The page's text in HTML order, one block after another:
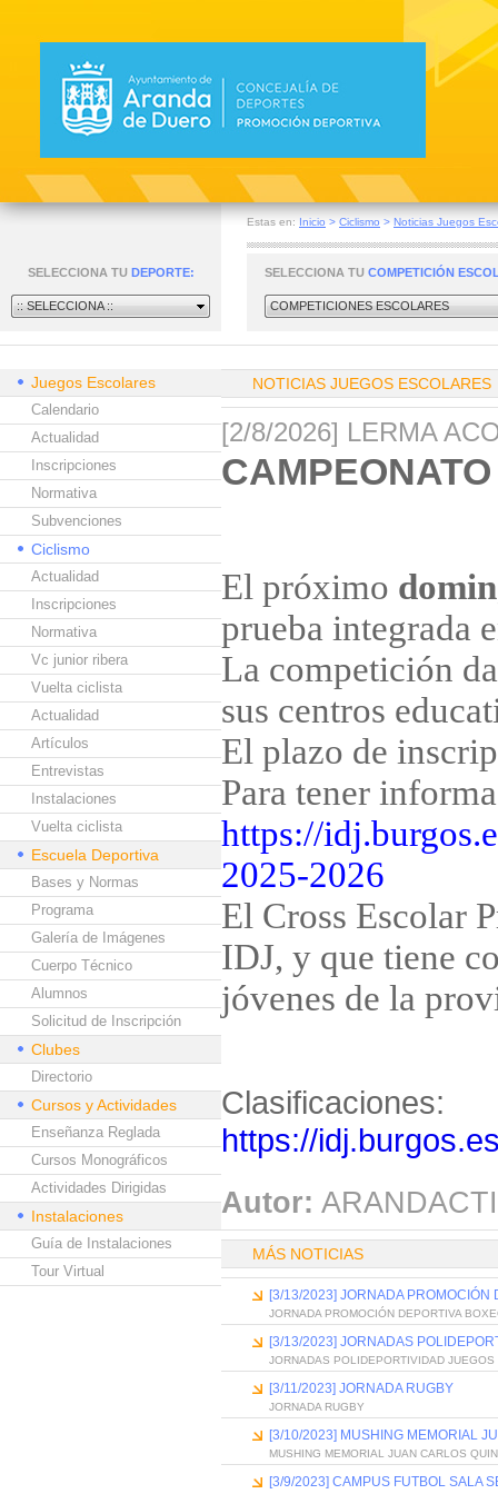
Estas en: Inicio > Ciclismo > Noticias Juegos
SELECCIONA TU DEPORTE:
:: SELECCIONA ::
SELECCIONA TU COMPETICIÓN
COMPETICIONES ESCOLARES
Juegos Escolares
Calendario
Actualidad
Inscripciones
Normativa
Subvenciones
Ciclismo
Actualidad
Inscripciones
Normativa
Vc junior ribera
Vuelta ciclista
Actualidad
Artículos
Entrevistas
Instalaciones
Vuelta ciclista
Escuela Deportiva
Bases y Normas
Programa
Galería de Imágenes
Cuerpo Técnico
Alumnos
Solicitud de Inscripción
Clubes
Directorio
Cursos y Actividades
Enseñanza Reglada
Cursos Monográficos
Actividades Dirigidas
Instalaciones
Guía de Instalaciones
Tour Virtual
NOTICIAS JUEGOS ESCOLARES
[2/8/2026] LERMA
El próximo
prueba integrada
La competición
sus centros
El plazo de
Para tener
https://
2025-2026
El Cross Escolar
IDJ, y que tiene
jóvenes de la
Clasificaciones:
https://
Autor:
MÁS NOTICIAS
[3/13/2023] JORNADA PROMOCIÓN
JORNADA PROMOCIÓN DEPORTIVA
[3/13/2023] JORNADAS
JORNADAS POLIDEPORTIVIDAD
[3/11/2023] JORNADA RUGBY
JORNADA RUGBY
[3/10/2023] MUSHING MEMORIAL
MUSHING MEMORIAL JUAN CARLOS
[3/9/2023] CAMPUS FUTBOL SALA